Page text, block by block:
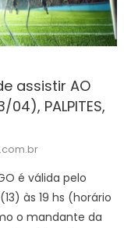
assistir AO
04), PALPITES,
é válida pelo
às 19 hs (horário
o mandante da